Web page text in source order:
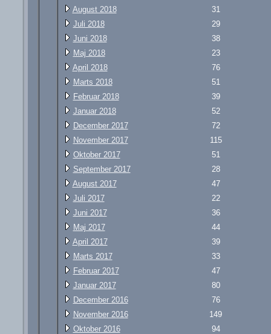
August 2018
31
Juli 2018
29
Juni 2018
38
Maj 2018
23
April 2018
76
Marts 2018
51
Februar 2018
39
Januar 2018
52
December 2017
72
November 2017
115
Oktober 2017
51
September 2017
28
August 2017
47
Juli 2017
22
Juni 2017
36
Maj 2017
44
April 2017
39
Marts 2017
33
Februar 2017
47
Januar 2017
80
December 2016
76
November 2016
149
Oktober 2016
94